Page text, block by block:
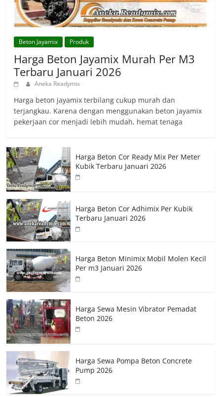
Beton Jayamix Produk
Harga Beton Jayamix Murah Per M3
Terbaru Januari 2026
Aneka Readymix
Harga beton jayamix terbilang cukup murah dan
terjangkau. Karena dengan menggunakan beton jayamix
pekerjaan cor menjadi lebih mudah, hemat tenaga
Harga Beton Cor Ready Mix Per Meter
Kubik Terbaru Januari 2026
Harga Beton Cor Adhimix Per Kubik
Terbaru Januari 2026
Harga Beton Minimix Mobil Molen Kecil
Per m3 Januari 2026
Harga Sewa Mesin Vibrator Pemadat
Beton 2026
Harga Sewa Pompa Beton Concrete
Pump 2026